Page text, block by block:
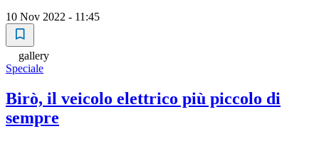
10 Nov 2022 - 11:45
gallery
Speciale
Birò, il veicolo elettrico più piccolo di
sempre